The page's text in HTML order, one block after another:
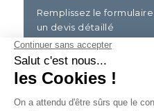
Remplissez le
un devis détaillé
*Champs obligatoires
Civilité*